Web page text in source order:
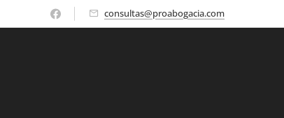
consultas@proabogacia.com